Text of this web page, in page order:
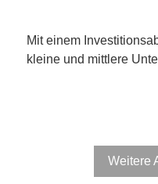
Mit einem
kleine und mittlere
Weitere